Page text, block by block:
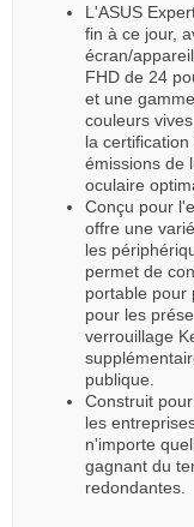
L'ASUS
fin à ce jour,
écran/
FHD de 24
et une
couleurs
la
émissions de
oculaire
Conçu pour
offre une
les
permet de
portable pour
pour les
verrouillage
publique.
Construit
les
n'importe
gagnant du
redondantes.